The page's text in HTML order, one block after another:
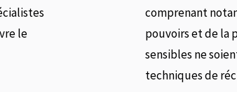
le
comprenant
pouvoirs et de la
sensibles ne
techniques de